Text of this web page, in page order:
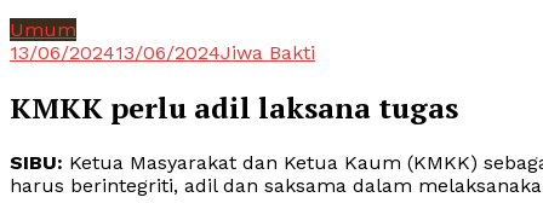
Umum
13/06/202413/06/2024Jiwa Bakti
KMKK perlu adil laksana tugas
SIBU: Ketua Masyarakat dan Ketua Kaum (KMKK)
harus berintegriti, adil dan saksama dalam